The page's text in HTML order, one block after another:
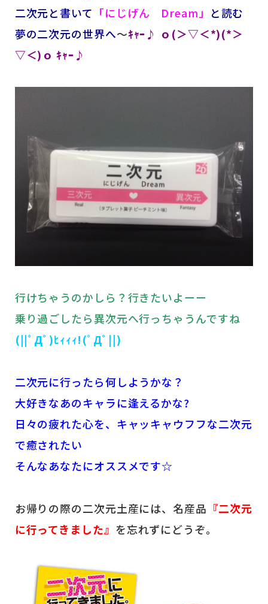
二次元と書いて 「にじげん Dream」 と読む
夢の二次元の世界へ～ｷｬｰ♪ ｏ(＞▽＜*)(*＞
▽＜)ｏ ｷｬｰ♪
行けちゃうのかしら？行きたいよーー
乗り過ごしたら異次元へ行っちゃうんですね
(||ﾟДﾟ)ﾋｨｨｨ!(ﾟДﾟ||)
二次元に行ったら何しようかな？
大好きなあのキャラに逢えるかな?
日々の疲れた心を、キャッキャウフフな二次元
で癒されたい
そんなあなたにオススメです☆
お帰りの際の二次元土産には、名産品 『二次元
に行ってきました』 を忘れずにどうぞ。